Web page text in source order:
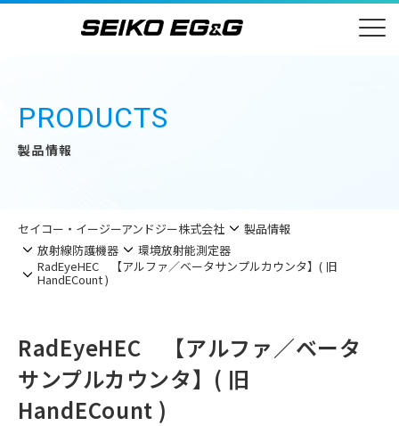
PRODUCTS
製品情報
セイコー・イージーアンドジー株式会社
製品情報
放射線防護機器
環境放射能測定器
RadEyeHEC 【アルファ／ベータサンプルカウンタ】( 旧
HandECount )
RadEyeHEC 【アルファ／ベータ
サンプルカウンタ】( 旧
HandECount )